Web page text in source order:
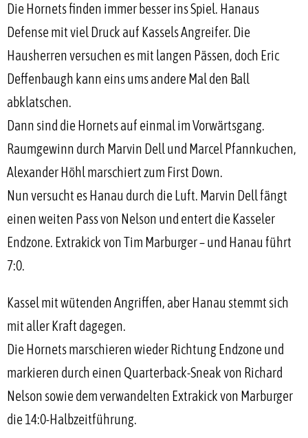
Die Hornets finden immer besser ins Spiel. Hanaus
Defense mit viel Druck auf Kassels Angreifer. Die
Hausherren versuchen es mit langen Pässen, doch Eric
Deffenbaugh kann eins ums andere Mal den Ball
abklatschen.
Dann sind die Hornets auf einmal im Vorwärtsgang.
Raumgewinn durch Marvin Dell und Marcel Pfannkuchen,
Alexander Höhl marschiert zum First Down.
Nun versucht es Hanau durch die Luft. Marvin Dell fängt
einen weiten Pass von Nelson und entert die Kasseler
Endzone. Extrakick von Tim Marburger – und Hanau führt
7:0.
Kassel mit wütenden Angriffen, aber Hanau stemmt sich
mit aller Kraft dagegen.
Die Hornets marschieren wieder Richtung Endzone und
markieren durch einen Quarterback-Sneak von Richard
Nelson sowie dem verwandelten Extrakick von Marburger
die 14:0-Halbzeitführung.